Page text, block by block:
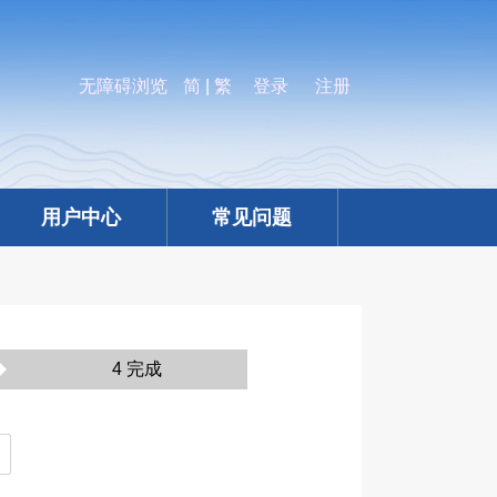
无障碍浏览 简 繁 登录 注册
用户中心 常见问题
4 完成